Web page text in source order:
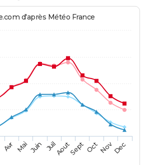
d'après Météo France
Avr Mai Juin JuilAoutSept OctNovDec